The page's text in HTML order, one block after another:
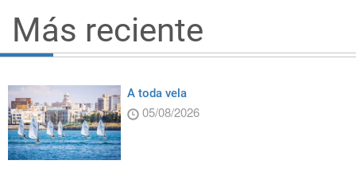
Más reciente
A toda vela
05/08/2026